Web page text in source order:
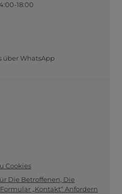
18:00
über WhatsApp
Cookies
Die Betroffenen, Die
„Kontakt“ Anfordern